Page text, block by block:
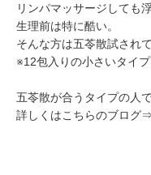
リンパマッサージしても
生理前は特に酷い。
そんな方は五苓散試され
※12包入りの小さいタイプ
五苓散が合うタイプの人
詳しくはこちらのブログ⇒